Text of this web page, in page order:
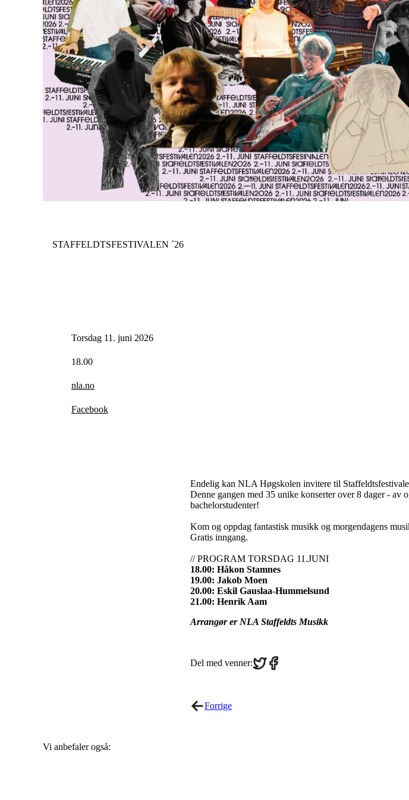
STAFFELDTSFESTIVALEN ´26
Torsdag 11. juni 2026
18.00
nla.no
Facebook
Endelig kan NLA Høgskolen invitere til
Denne gangen med 35 unike konserter over 8 dager - av
bachelorstudenter!
Kom og oppdag fantastisk musikk og morgendagens
Gratis inngang.
// PROGRAM TORSDAG 11.JUNI
18.00: Håkon Stamnes
19.00: Jakob Moen
20.00: Eskil Gauslaa-Hummelsund
21.00: Henrik Aam
Arrangør er NLA Staffeldts Musikk
Del med venner:Share
on
Share
on
Forrige
Vi anbefaler også: